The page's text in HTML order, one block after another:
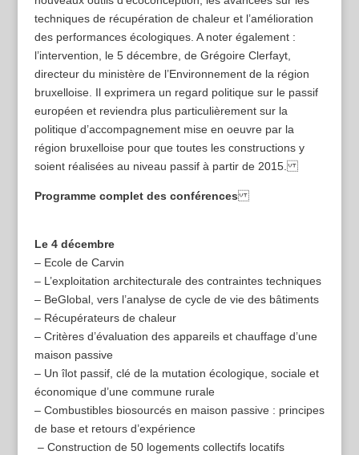
techniques de récupération de chaleur et l’amélioration
des performances écologiques. A noter également :
l’intervention, le 5 décembre, de Grégoire Clerfayt,
directeur du ministère de l’Environnement de la région
bruxelloise. Il exprimera un regard politique sur le passif
européen et reviendra plus particulièrement sur la
politique d’accompagnement mise en oeuvre par la
région bruxelloise pour que toutes les constructions y
soient réalisées au niveau passif à partir de 2015.
Programme complet des conférences
Le 4 décembre
– Ecole de Carvin
– L’exploitation architecturale des contraintes techniques
– BeGlobal, vers l’analyse de cycle de vie des bâtiments
– Récupérateurs de chaleur
– Critères d’évaluation des appareils et chauffage d’une
maison passive
– Un îlot passif, clé de la mutation écologique, sociale et
économique d’une commune rurale
– Combustibles biosourcés en maison passive : principes
de base et retours d’expérience
– Construction de 50 logements collectifs locatifs